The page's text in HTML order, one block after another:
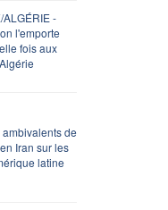
ALGÉRIE -
l'emporte
fois aux
ambivalents de
Iran sur les
latine